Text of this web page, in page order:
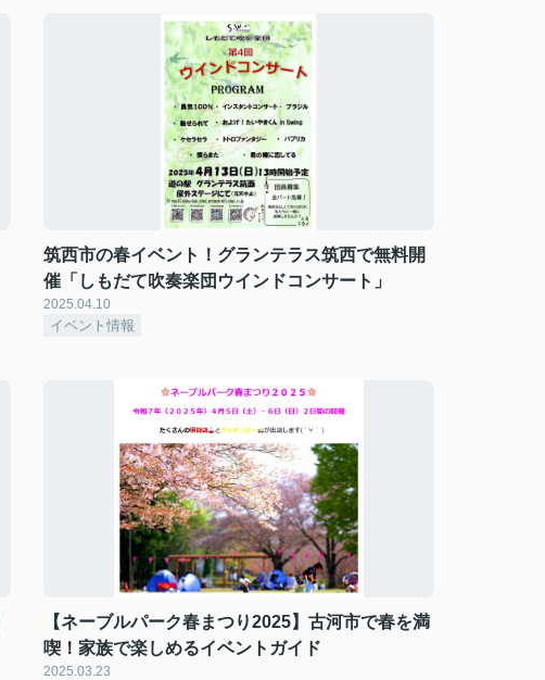
筑西市の春イベント！グランテラス筑西で無料開
催「しもだて吹奏楽団ウインドコンサート」
2025.04.10
イベント情報
【ネーブルパーク春まつり2025】古河市で春を満
喫！家族で楽しめるイベントガイド
2025.03.23